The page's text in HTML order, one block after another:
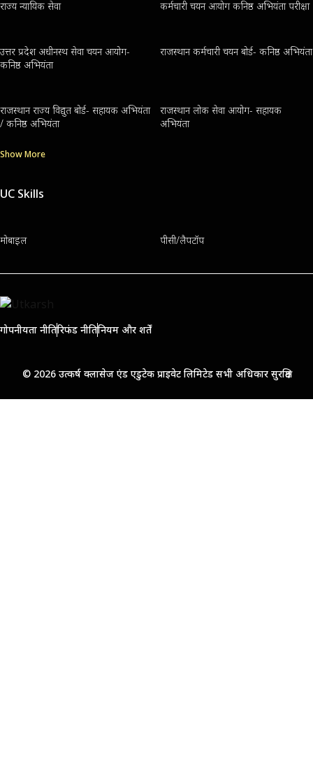
राज्य न्यायिक सेवा कर्मचारी चयन आयोग कनिष्ठ अभियंता परीक्षा
उत्तर प्रदेश अधीनस्थ सेवा चयन आयोग-
कनिष्ठ अभियंता
राजस्थान कर्मचारी चयन बोर्ड- कनिष्ठ अभियंता
राजस्थान राज्य विद्युत बोर्ड- सहायक अभियंता
/ कनिष्ठ अभियंता
राजस्थान लोक सेवा आयोग- सहायक
अभियंता
Show More
UC Skills
मोबाइल पीसी/लैपटॉप
गोपनीयता नीतिरिफंड नीतिनियम और शर्तें
© 2026 उत्कर्ष क्लासेज एंड एडुटेक प्राइवेट लिमिटेड सभी अधिकार सुरक्षित